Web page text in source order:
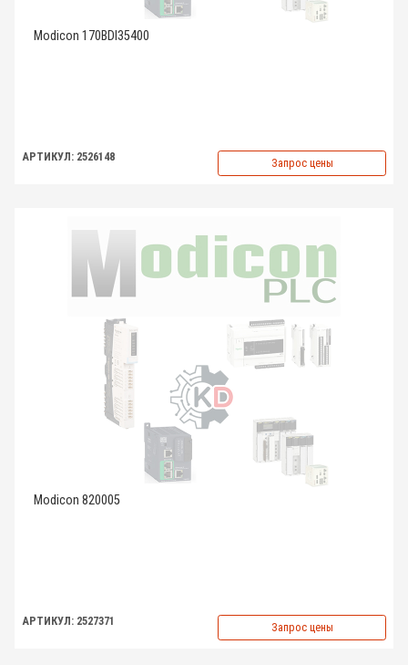
Modicon 170BDI35400
АРТИКУЛ: 2526148 Запрос цены
Modicon 820005
АРТИКУЛ: 2527371 Запрос цены